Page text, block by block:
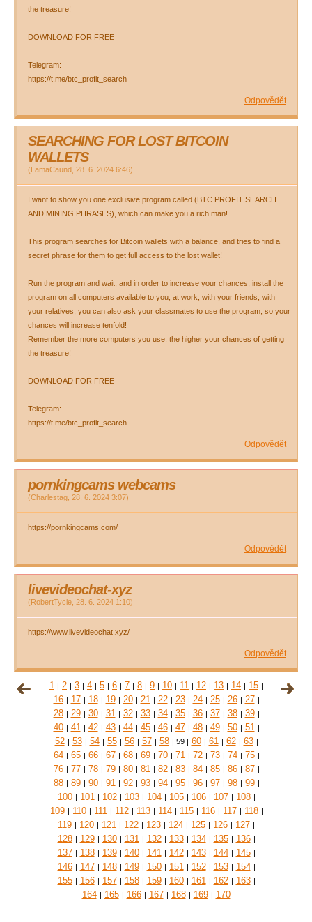
the treasure!
DOWNLOAD FOR FREE
Telegram:
https://t.me/btc_profit_search
Odpovědět
SEARCHING FOR LOST BITCOIN
WALLETS
(LamaCaund 28. 6. 2024 6:46)
I want to show you one exclusive program called (BTC PROFIT SEARCH
AND MINING PHRASES), which can make you a rich man!
This program searches for Bitcoin wallets with a balance, and tries to find a
secret phrase for them to get full access to the lost wallet!
Run the program and wait, and in order to increase your chances, install the
program on all computers available to you, at work, with your friends, with
your relatives, you can also ask your classmates to use the program, so your
chances will increase tenfold!
Remember the more computers you use, the higher your chances of getting
the treasure!
DOWNLOAD FOR FREE
Telegram:
https://t.me/btc_profit_search
Odpovědět
pornkingcams webcams
(Charlestag 28. 6. 2024 3:07)
https://pornkingcams.com/
Odpovědět
livevideochat-xyz
(RobertTycle 28. 6. 2024 1:10)
https://www.livevideochat.xyz/
Odpovědět
1 | 2 | 3 | 4 | 5 | 6 | 7 | 8 | 9 | 10 | 11 | 12 | 13 | 14 | 15 |
16 | 17 | 18 | 19 | 20 | 21 | 22 | 23 | 24 | 25 | 26 | 27 |
28 | 29 | 30 | 31 | 32 | 33 | 34 | 35 | 36 | 37 | 38 | 39 |
40 | 41 | 42 | 43 | 44 | 45 | 46 | 47 | 48 | 49 | 50 | 51 |
52 | 53 | 54 | 55 | 56 | 57 | 58 | 59 | 60 | 61 | 62 | 63 |
64 | 65 | 66 | 67 | 68 | 69 | 70 | 71 | 72 | 73 | 74 | 75 |
76 | 77 | 78 | 79 | 80 | 81 | 82 | 83 | 84 | 85 | 86 | 87 |
88 | 89 | 90 | 91 | 92 | 93 | 94 | 95 | 96 | 97 | 98 | 99 |
100 | 101 | 102 | 103 | 104 | 105 | 106 | 107 | 108 |
109 | 110 | 111 | 112 | 113 | 114 | 115 | 116 | 117 | 118 |
119 | 120 | 121 | 122 | 123 | 124 | 125 | 126 | 127 |
128 | 129 | 130 | 131 | 132 | 133 | 134 | 135 | 136 |
137 | 138 | 139 | 140 | 141 | 142 | 143 | 144 | 145 |
146 | 147 | 148 | 149 | 150 | 151 | 152 | 153 | 154 |
155 | 156 | 157 | 158 | 159 | 160 | 161 | 162 | 163 |
164 | 165 | 166 | 167 | 168 | 169 | 170